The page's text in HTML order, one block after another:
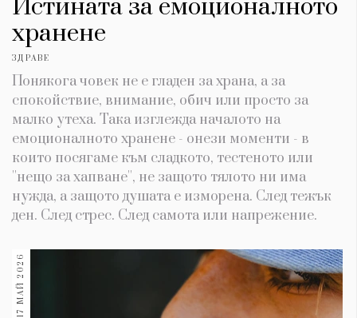
Истината за емоционалното
хранене
ЗДРАВЕ
Понякога човек не е гладен за храна, а за
спокойствие, внимание, обич или просто за
малко утеха. Така изглежда началото на
емоционалното хранене - онези моменти - в
които посягаме към сладкото, тестеното или
''нещо за хапване'', не защото тялото ни има
нужда, а защото душата е изморена. След тежък
ден. След стрес. След самота или напрежение.
17 МАЙ 2026